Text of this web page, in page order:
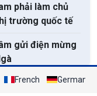
phải làm chủ
trường quốc tế
gửi điện mừng
French German